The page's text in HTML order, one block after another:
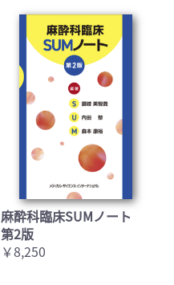
麻酔科臨床SUMノート
第2版
￥8,250